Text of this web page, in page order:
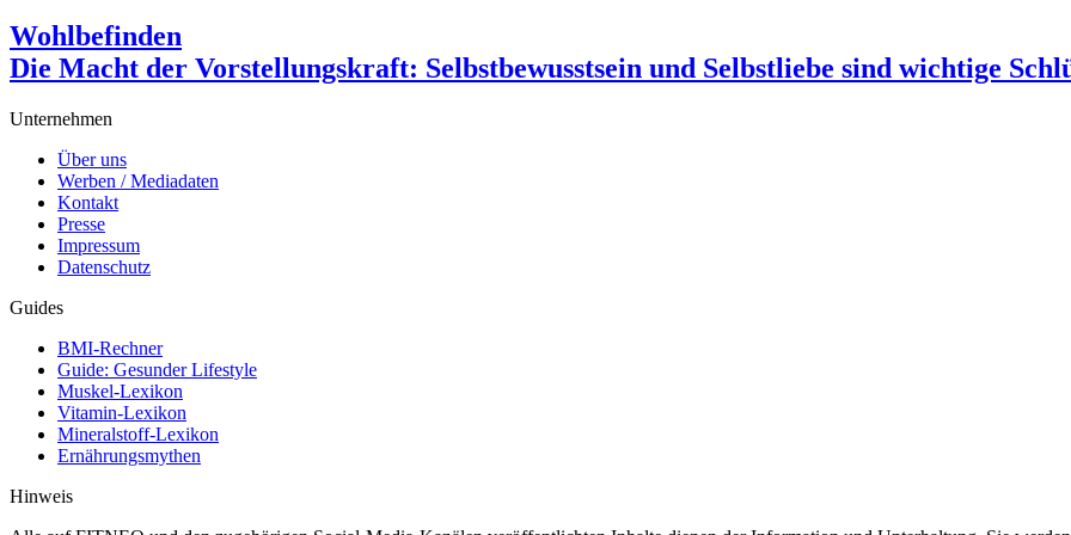
Wohlbefinden
Die Macht der Vorstellungskraft: Selbstbewusstsein und Selbstliebe sind wichtige
Unternehmen
Über uns
Werben / Mediadaten
Kontakt
Presse
Impressum
Datenschutz
Guides
BMI-Rechner
Guide: Gesunder Lifestyle
Muskel-Lexikon
Vitamin-Lexikon
Mineralstoff-Lexikon
Ernährungsmythen
Hinweis